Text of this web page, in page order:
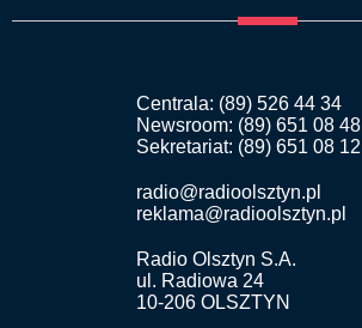
Centrala: (89) 526 44 34
Newsroom: (89) 651 08 48
Sekretariat: (89) 651 08 12
radio@radioolsztyn.pl
reklama@radioolsztyn.pl
Radio Olsztyn S.A.
ul. Radiowa 24
10-206 OLSZTYN